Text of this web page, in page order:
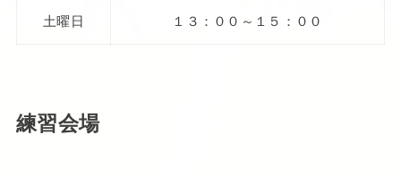
土曜日 １３：００～１５：００
練習会場